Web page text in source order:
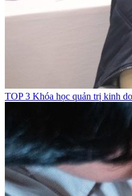
TOP 3 Khóa học quản trị kinh